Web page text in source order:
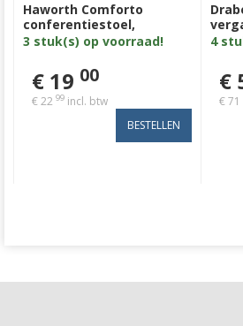
Haworth Comforto
conferentiestoel,
lichtblauwe stof,
aluminium 4poot
3 stuk(s) op voorraad!
€ 19 00
€ 22 99incl. btw
4
€
€ 71